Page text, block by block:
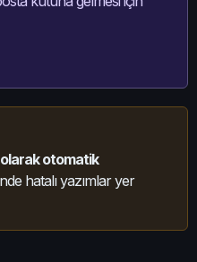
otomatik
hatalı yazımlar yer